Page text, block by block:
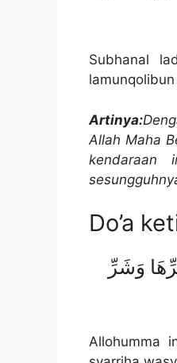
Subhanal
lamunqolibun
Artinya:
Allah Maha
kendaraan
Do’a
وَشَرِّ
Allohumma